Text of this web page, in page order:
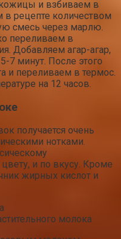
и взбиваем в
рецепте количеством
смесь через марлю.
переливаем в
Добавляем агар-агар,
минут. После этого
и переливаем в термос.
на 12 часов.
получается очень
нотками.
и по вкусу. Кроме
жирных кислот и
молока